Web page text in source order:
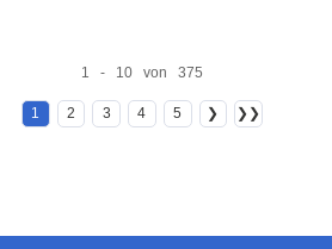
1 - 10 von 375
1 2 3 4 5 ❯ ❯❯